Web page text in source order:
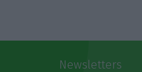
Newsletters